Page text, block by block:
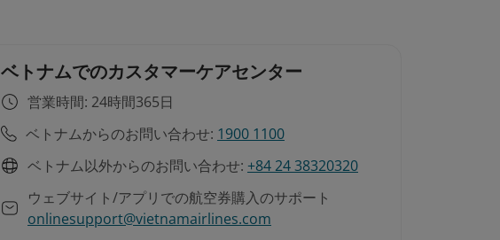
ベトナムでのカスタマーケアセンター
営業時間: 24時間365日
ベトナムからのお問い合わせ: 1900 1100
ベトナム以外からのお問い合わせ: +84 24 38320320
ウェブサイト/アプリでの航空券購入のサポート
onlinesupport@vietnamairlines.com